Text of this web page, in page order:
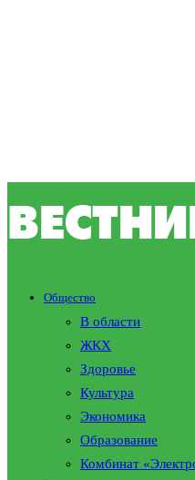
Общество
В области
ЖКХ
Здоровье
Культура
Экономика
Образование
Комбинат